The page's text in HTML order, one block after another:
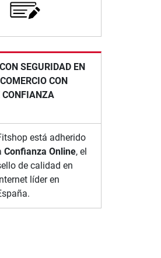
SEGURIDAD EN
CON
CONFIANZA
está adherido
Confianza Online, el
de calidad en
líder en